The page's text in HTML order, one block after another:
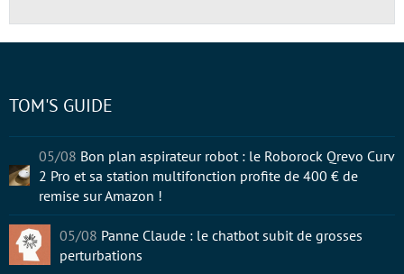
TOM'S GUIDE
05/08 Bon plan aspirateur robot : le Roborock Qrevo Curv
2 Pro et sa station multifonction profite de 400 € de
remise sur Amazon !
05/08 Panne Claude : le chatbot subit de grosses
perturbations